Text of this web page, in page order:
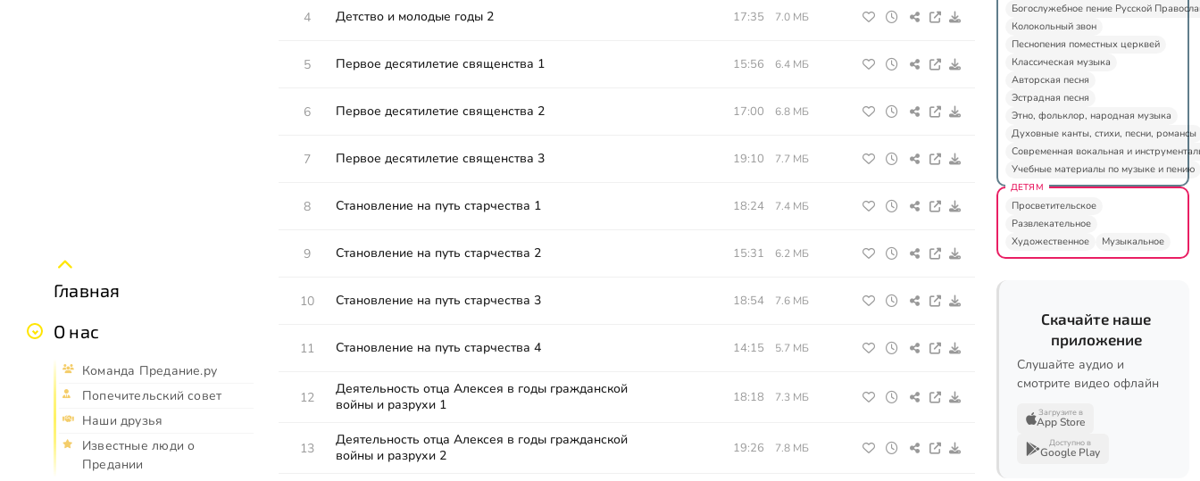
Главная
О нас
Команда Предание.ру
Попечительский совет
Наши друзья
Известные люди о
Предании
4 Детство и молодые годы 2 17:35 7.0 МБ
5 Первое десятилетие священства 1 15:56 6.4 МБ
6 Первое десятилетие священства 2 17:00 6.8 МБ
7 Первое десятилетие священства 3 19:10 7.7 МБ
8 Становление на путь старчества 1 18:24 7.4 МБ
9 Становление на путь старчества 2 15:31 6.2 МБ
10 Становление на путь старчества 3 18:54 7.6 МБ
11 Становление на путь старчества 4 14:15 5.7 МБ
12
Деятельность отца Алексея в годы гражданской
войны и разрухи 1
18:18 7.3 МБ
13
Деятельность отца Алексея в годы гражданской
войны и разрухи 2
19:26 7.8 МБ
Богослужебное пение Русской
Колокольный звон
Песнопения поместных церквей
Классическая музыка
Авторская песня
Эстрадная песня
Этно, фольклор, народная музыка
Духовные канты, стихи, песни, романсы
Современная вокальная и
Учебные материалы по музыке и пению
ДЕТЯМ
Просветительское
Развлекательное
Художественное
Музыкальное
Скачайте наше
приложение
Слушайте аудио и
смотрите видео офлайн
Загрузите в
App Store
Доступно в
Google Play